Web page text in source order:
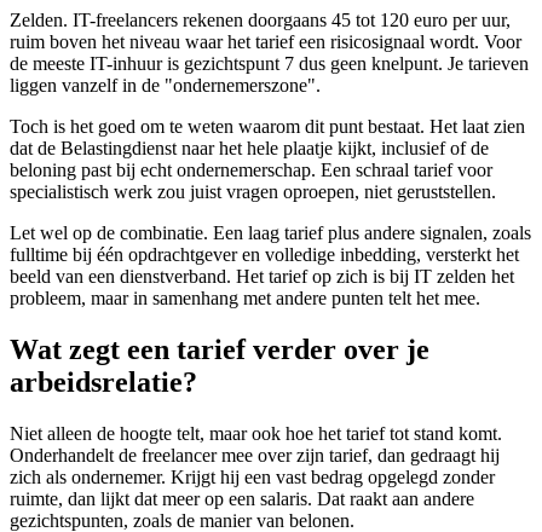
Zelden. IT-freelancers rekenen doorgaans 45 tot 120 euro per uur,
ruim boven het niveau waar het tarief een risicosignaal wordt. Voor
de meeste IT-inhuur is gezichtspunt 7 dus geen knelpunt. Je tarieven
liggen vanzelf in de "ondernemerszone".
Toch is het goed om te weten waarom dit punt bestaat. Het laat zien
dat de Belastingdienst naar het hele plaatje kijkt, inclusief of de
beloning past bij echt ondernemerschap. Een schraal tarief voor
specialistisch werk zou juist vragen oproepen, niet geruststellen.
Let wel op de combinatie. Een laag tarief plus andere signalen, zoals
fulltime bij één opdrachtgever en volledige inbedding, versterkt het
beeld van een dienstverband. Het tarief op zich is bij IT zelden het
probleem, maar in samenhang met andere punten telt het mee.
Wat zegt een tarief verder over je
arbeidsrelatie?
Niet alleen de hoogte telt, maar ook hoe het tarief tot stand komt.
Onderhandelt de freelancer mee over zijn tarief, dan gedraagt hij
zich als ondernemer. Krijgt hij een vast bedrag opgelegd zonder
ruimte, dan lijkt dat meer op een salaris. Dat raakt aan andere
gezichtspunten, zoals de manier van belonen.